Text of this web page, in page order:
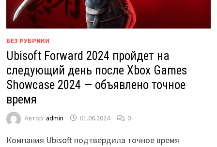
БЕЗ РУБРИКИ
Ubisoft Forward 2024 пройдет на
следующий день после Xbox Games
Showcase 2024 — объявлено точное
время
Автор: admin 01.06.2024 0
Компания Ubisoft подтвердила точное время